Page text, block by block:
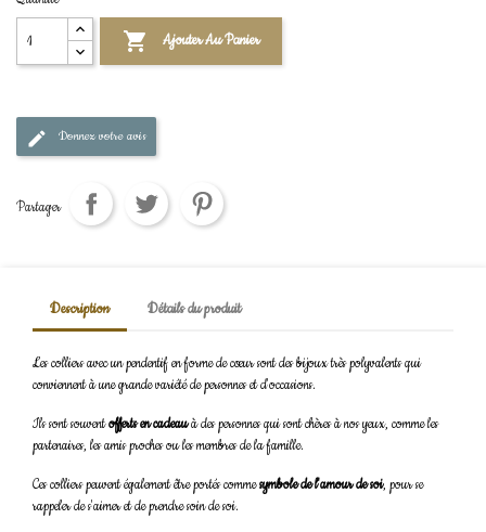
 Ajouter Au Panier
Donnez votre avis
Partager
Description Détails du produit
Les colliers avec un pendentif en forme de cœur sont des bijoux très polyvalents qui
conviennent à une grande variété de personnes et d'occasions.
Ils sont souventofferts en cadeauà des personnes qui sont chères à nos yeux, comme les
partenaires, les amis proches ou les membres de la famille.
Ces colliers peuvent également être portés commesymbole de l'amour de soi, pour se
rappeler de s'aimer et de prendre soin de soi.